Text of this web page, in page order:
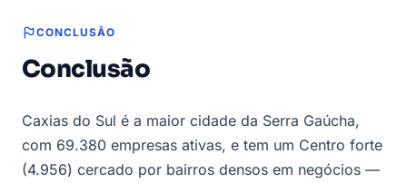
CONCLUSÃO
Conclusão
Caxias do Sul é a maior cidade da Serra Gaúcha,
com 69.380 empresas ativas, e tem um Centro forte
(4.956) cercado por bairros densos em negócios —